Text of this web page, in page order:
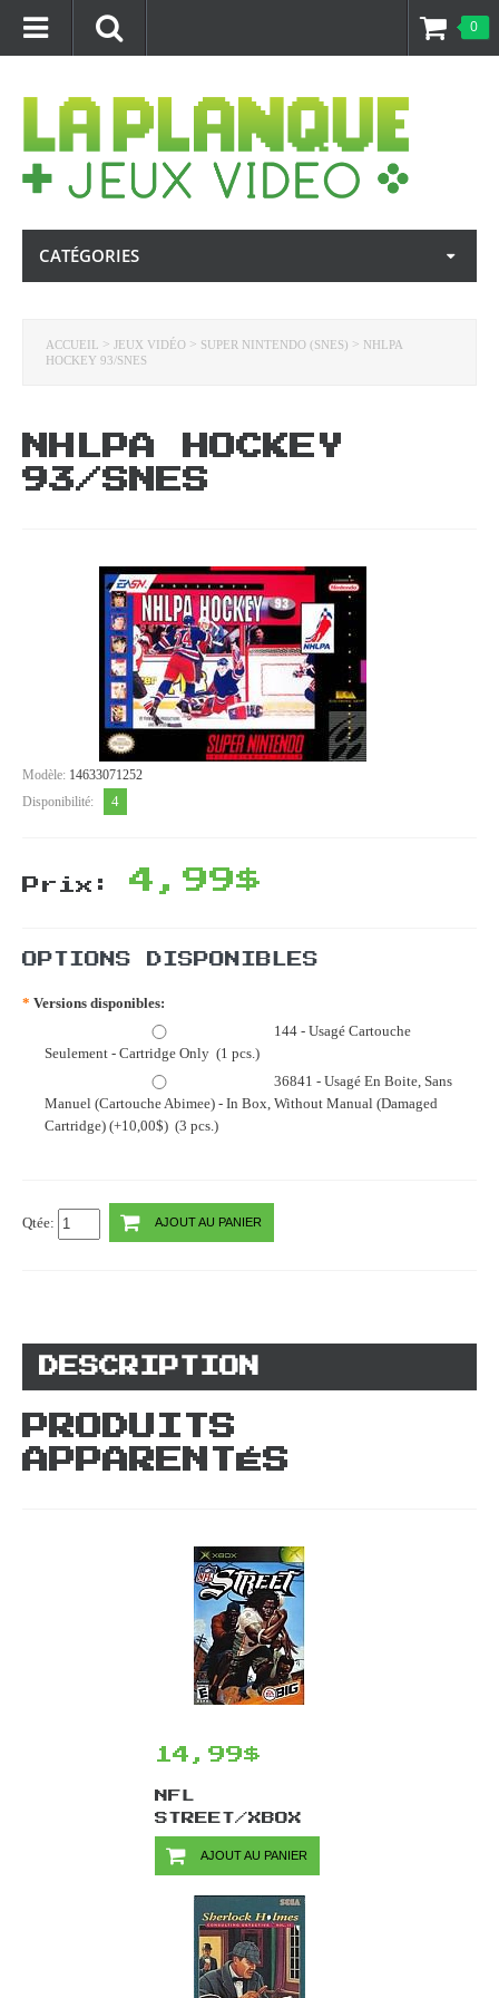
0
CATÉGORIES
ACCUEIL > JEUX VIDÉO > SUPER NINTENDO (SNES) > NHLPA
HOCKEY 93/SNES
NHLPA HOCKEY
93/SNES
Modèle: 14633071252
Disponibilité:
4
Prix: 4,99$
OPTIONS DISPONIBLES
* Versions disponibles:
144 - Usagé Cartouche
Seulement - Cartridge Only (1 pcs.)
36841 - Usagé En Boite, Sans
Manuel (Cartouche Abimee) - In Box, Without Manual (Damaged
Cartridge) (+10,00$) (3 pcs.)
Qtée: AJOUT AU PANIER
DESCRIPTION
PRODUITS
APPARENTÉS
14,99$
NFL
STREET/XBOX
AJOUT AU PANIER